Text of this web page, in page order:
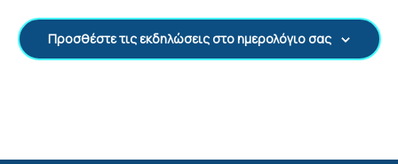
Προσθέστε τις εκδηλώσεις στο ημερολόγιο σας